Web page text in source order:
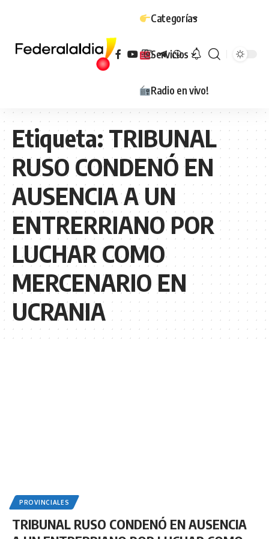
Categorías
Servicios
Radio en vivo!
Etiqueta:TRIBUNAL
RUSO CONDENÓ EN
AUSENCIA A UN
ENTRERRIANO POR
LUCHAR COMO
MERCENARIO EN
UCRANIA
PROVINCIALES
TRIBUNAL RUSO CONDENÓ EN AUSENCIA